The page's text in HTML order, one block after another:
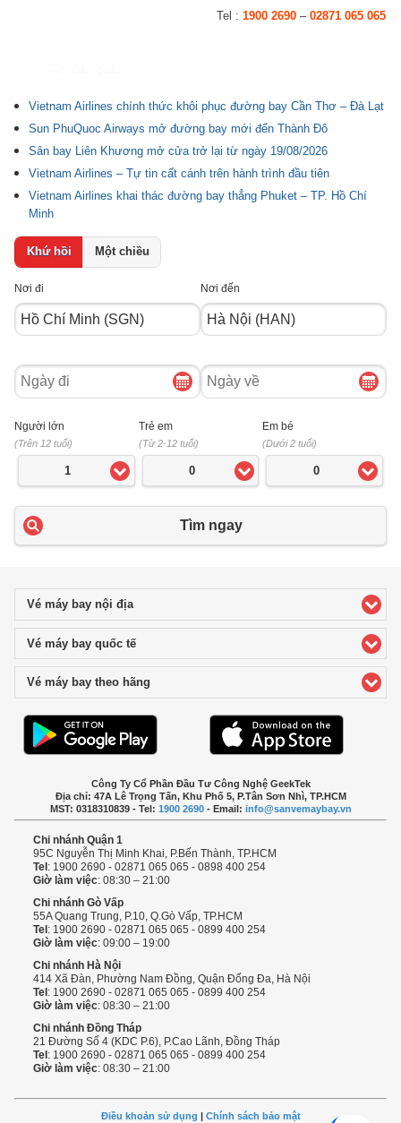
Tel : 1900 2690– 02871 065 065
Vietnam Airlines chính thức khôi phục đường bay Cần Thơ – Đà Lạt
Sun PhuQuoc Airways mở đường bay mới đến Thành Đô
Sân bay Liên Khương mở cửa trở lại từ ngày 19/08/2026
Vietnam Airlines – Tự tin cất cánh trên hành trình đầu tiên
Vietnam Airlines khai thác đường bay thẳng Phuket – TP. Hồ Chí
Minh
Khứ hồi Một chiều
Nơi đi Nơi đến
Ngày
đi
Ngày
về
Người lớn
(Trên 12 tuổi)
1
Trẻ em
(Từ 2-12 tuổi)
0
Em bé
(Dưới 2 tuổi)
0
Tìm ngay
Vé máy bay nội địaclick to expand contents
Vé máy bay quốc tếclick to expand contents
Vé máy bay theo hãng
Công Ty Cổ Phần Đầu Tư Công Nghệ GeekTek
Địa chỉ: 47A Lê Trọng Tấn, Khu Phố 5, P.Tân Sơn Nhì, TP.HCM
MST: 0318310839 - Tel: 1900 2690- Email: info@sanvemaybay.vn
Chi nhánh Quận 1
95C Nguyễn Thị Minh Khai, P.Bến Thành, TP.HCM
Tel : 1900 2690 - 02871 065 065 - 0898 400 254
Giờ làm việc: 08:30 – 21:00
Chi nhánh Gò Vấp
55A Quang Trung, P.10, Q.Gò Vấp, TP.HCM
Tel : 1900 2690 - 02871 065 065 - 0899 400 254
Giờ làm việc: 09:00 – 19:00
Chi nhánh Hà Nội
414 Xã Đàn, Phường Nam Đồng, Quận Đống Đa, Hà Nội
Tel : 1900 2690 - 02871 065 065 - 0899 400 254
Giờ làm việc: 08:30 – 21:00
Chi nhánh Đồng Tháp
21 Đường Số 4 (KDC P.6), P.Cao Lãnh, Đồng Tháp
Tel : 1900 2690 - 02871 065 065 - 0899 400 254
Giờ làm việc: 08:30 – 21:00
Điều khoản sử dụng | Chính sách bảo mật